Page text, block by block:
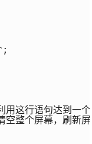
到一个显示
幕，刷新屏